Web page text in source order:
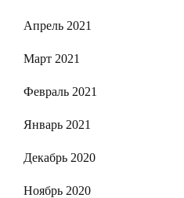
Апрель 2021
Март 2021
Февраль 2021
Январь 2021
Декабрь 2020
Ноябрь 2020